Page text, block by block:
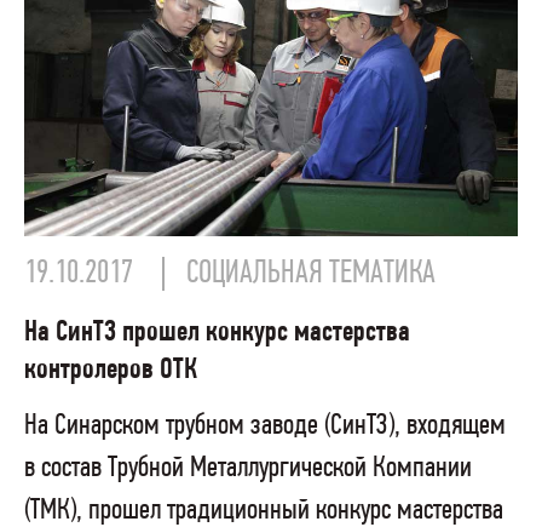
19.10.2017 СОЦИАЛЬНАЯ ТЕМАТИКА
На СинТЗ прошел конкурс мастерства
контролеров ОТК
На Синарском трубном заводе (СинТЗ), входящем
в состав Трубной Металлургической Компании
(ТМК), прошел традиционный конкурс мастерства